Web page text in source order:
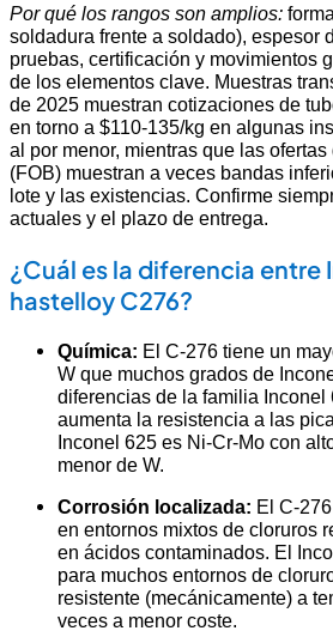
Por qué los rangos son amplios:
soldadura frente a soldado), espesor
pruebas, certificación y movimientos
de los elementos clave. Muestras
de 2025 muestran cotizaciones de
en torno a $110-135/kg en algunas
al por menor, mientras que las
(FOB) muestran a veces bandas
lote y las existencias. Confirme
actuales y el plazo de entrega.
¿Cuál es la diferencia entre
hastelloy C276?
Química: El C-276 tiene un
W que muchos grados de
diferencias de la familia Inconel
aumenta la resistencia a las
Inconel 625 es Ni-Cr-Mo con
menor de W.
Corrosión localizada: El C-
en entornos mixtos de cloruros
en ácidos contaminados. El
para muchos entornos de
resistente (mecánicamente) a
veces a menor coste.